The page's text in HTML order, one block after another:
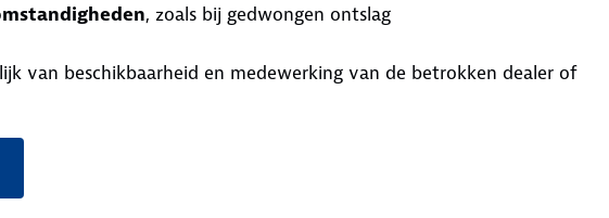
, zoals bij gedwongen ontslag
van beschikbaarheid en medewerking van de betrokken dealer of